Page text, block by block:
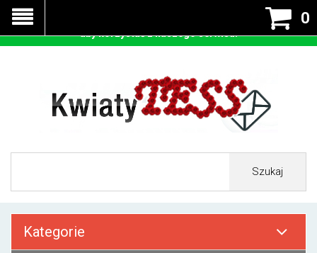
0
Szukaj
Kategorie
Nasza strona korzysta z cookies - czyli tzw ciastek w celu
prawidłowego działania. Zaakceptuj przyjmowanie cookies
aby korzystać z naszego serwisu.